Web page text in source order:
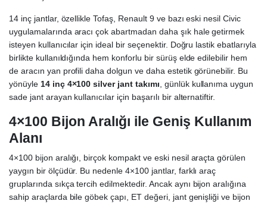
14 inç jantlar, özellikle Tofaş, Renault 9 ve bazı eski nesil Civic
uygulamalarında aracı çok abartmadan daha şık hale getirmek
isteyen kullanıcılar için ideal bir seçenektir. Doğru lastik ebatlarıyla
birlikte kullanıldığında hem konforlu bir sürüş elde edilebilir hem
de aracın yan profili daha dolgun ve daha estetik görünebilir. Bu
yönüyle 14 inç 4×100 silver jant takımı , günlük kullanıma uygun
sade jant arayan kullanıcılar için başarılı bir alternatiftir.
4×100 Bijon Aralığı ile Geniş Kullanım
Alanı
4×100 bijon aralığı, birçok kompakt ve eski nesil araçta görülen
yaygın bir ölçüdür. Bu nedenle 4×100 jantlar, farklı araç
gruplarında sıkça tercih edilmektedir. Ancak aynı bijon aralığına
sahip araçlarda bile göbek çapı, ET değeri, jant genişliği ve bijon